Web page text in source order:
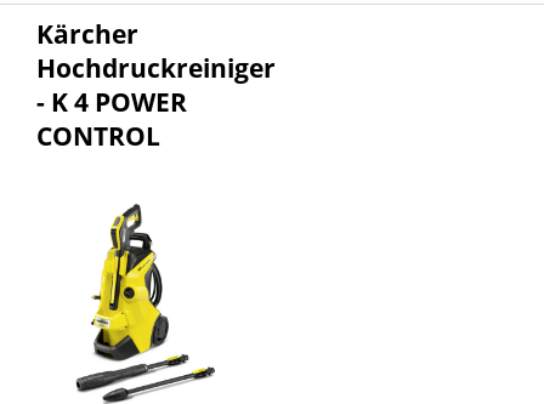
Kärcher
Hochdruckreiniger
- K 4 POWER
CONTROL